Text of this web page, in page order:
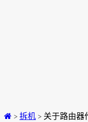
> 拆机 > 关于路由器